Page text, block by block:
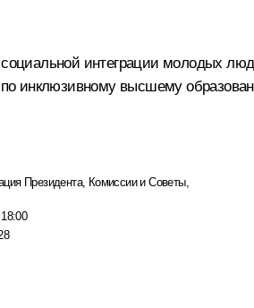
интеграции молодых
по инклюзивному высшему
Президента, Комиссии и Советы,